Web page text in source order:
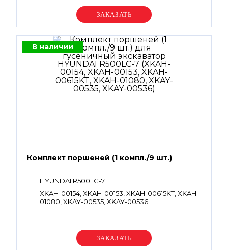
Уточняйте цену
В наличии
Комплект поршеней (1 компл./9 шт.)
HYUNDAI R500LC-7
XKAH-00154, XKAH-00153, XKAH-00615KT, XKAH-
01080, XKAY-00535, XKAY-00536
Уточняйте цену